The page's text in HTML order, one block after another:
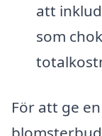
att
som
För att ge